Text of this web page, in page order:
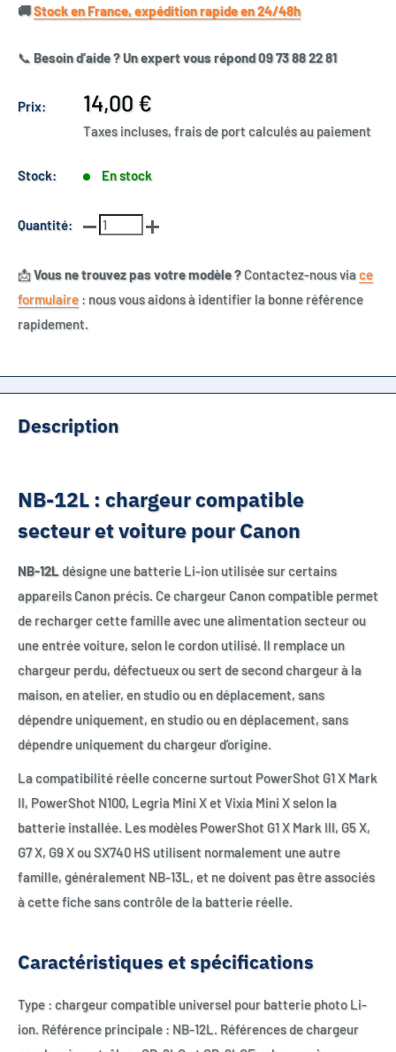
🚚​Stock en France, expédition rapide en 24/48h
📞 Besoin d’aide ? Un expert vous répond 09 73 88 22 81
Prix:
Prix
réduit
14,00 €
Taxes incluses, frais de port calculés au paiement
Stock: En stock
Quantité:
📩Vous ne trouvez pas votre modèle ?Contactez-nous viace
formulaire : nous vous aidons à identifier la bonne référence
rapidement.
Description
NB-12L : chargeur compatible
secteur et voiture pour Canon
NB-12Ldésigne une batterie Li-ion utilisée sur certains
appareils Canon précis. Ce chargeur Canon compatible permet
de recharger cette famille avec une alimentation secteur ou
une entrée voiture, selon le cordon utilisé. Il remplace un
chargeur perdu, défectueux ou sert de second chargeur à la
maison, en atelier, en studio ou en déplacement, sans
dépendre uniquement, en studio ou en déplacement, sans
dépendre uniquement du chargeur d’origine.
La compatibilité réelle concerne surtout PowerShot G1 X Mark
II, PowerShot N100, Legria Mini X et Vixia Mini X selon la
batterie installée. Les modèles PowerShot G1 X Mark III, G5 X,
G7 X, G9 X ou SX740 HS utilisent normalement une autre
famille, généralement NB-13L, et ne doivent pas être associés
à cette fiche sans contrôle de la batterie réelle.
Caractéristiques et spécifications
Type : chargeur compatible universel pour batterie photo Li-
ion. Référence principale : NB-12L. Références de chargeur